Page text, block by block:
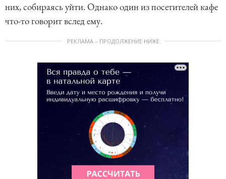
них, собираясь уйти. Однако один из посетителей кафе
что-то говорит вслед ему.
РЕКЛАМА – ПРОДОЛЖЕНИЕ НИЖЕ